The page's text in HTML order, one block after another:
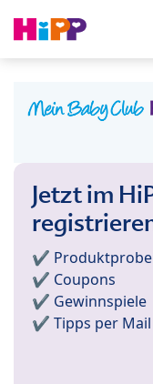
Jetzt im
✔️
✔️ Coupons
✔️ Gewinnspiele
✔️ Tipps per Mail